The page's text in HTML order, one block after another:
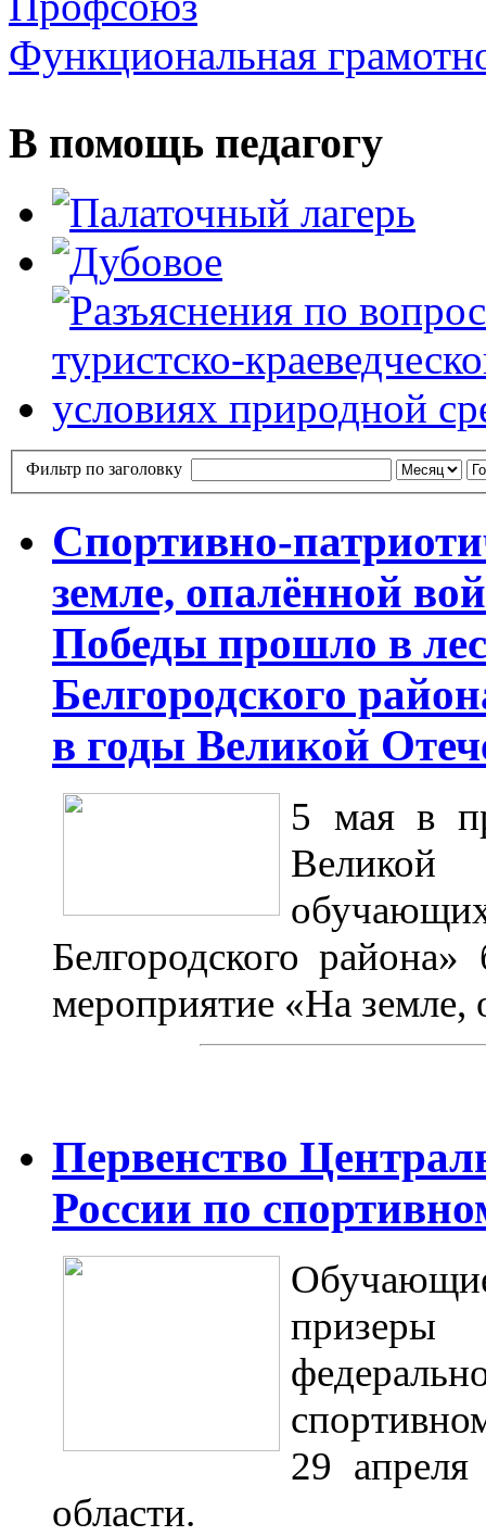
Функциональная
В помощь педагогу
Фильтр по заголовку
Спортивно-
земле, опалённой
Победы прошло в
Белгородского
в годы Великой
5 мая в
Великой
Белгородского
мероприятие «На
Первенство
России по
призеры
29
области.